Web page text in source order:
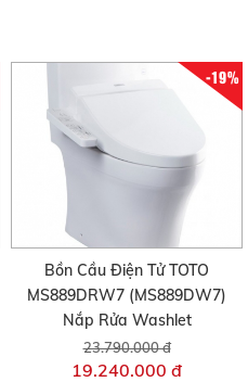
-19%
Bồn Cầu Điện Tử TOTO
MS889DRW7 (MS889DW7)
Nắp Rửa Washlet
23.790.000 đ
19.240.000 đ